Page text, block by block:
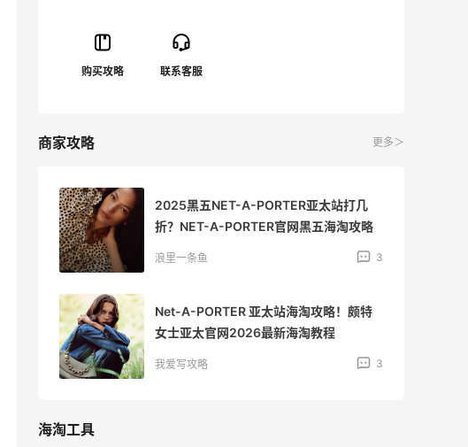
商家攻略 更多＞
2025黑五NET-A-PORTER亚太站打几
折？NET-A-PORTER官网黑五海淘攻略
浪里一条鱼 3
Net-A-PORTER 亚太站海淘攻略！颇特
女士亚太官网2026最新海淘教程
我爱写攻略 3
海淘工具